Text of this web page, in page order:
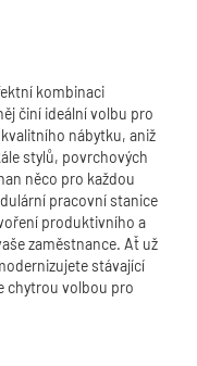
kombinaci
činí ideální volbu pro
nábytku, aniž
stylů, povrchových
něco pro každou
pracovní stanice
produktivního a
zaměstnance. Ať už
stávající
chytrou volbou pro